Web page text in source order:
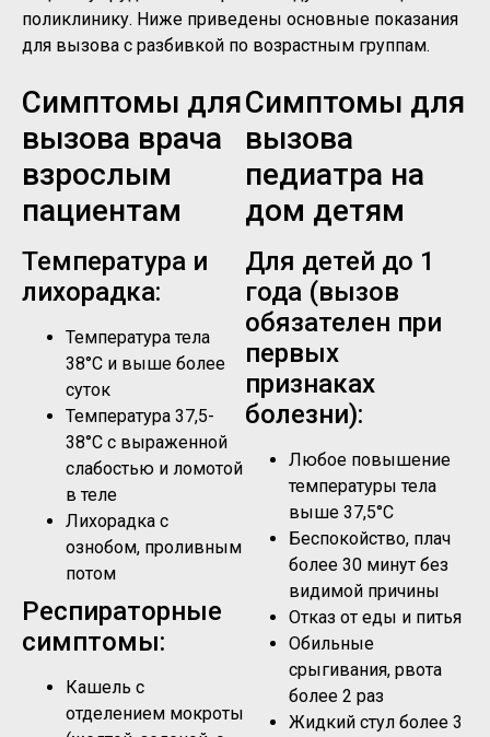
поликлинику. Ниже приведены основные показания
для вызова с разбивкой по возрастным группам.
Симптомы для
вызова врача
взрослым
пациентам
Температура и
лихорадка:
Температура тела
38°C и выше более
суток
Температура 37,5-
38°C с выраженной
слабостью и ломотой
в теле
Лихорадка с
ознобом, проливным
потом
Респираторные
симптомы:
Кашель с
отделением мокроты
Симптомы для
вызова
педиатра на
дом детям
Для детей до 1
года (вызов
обязателен при
первых
признаках
болезни):
Любое повышение
температуры тела
выше 37,5°C
Беспокойство, плач
более 30 минут без
видимой причины
Отказ от еды и питья
Обильные
срыгивания, рвота
более 2 раз
Жидкий стул более 3